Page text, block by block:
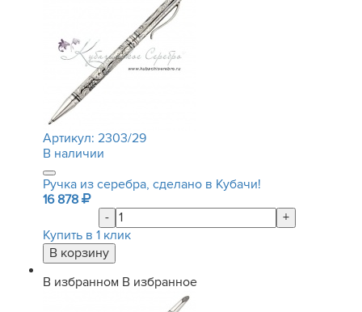
Артикул: 2303/29
В наличии
Ручка из серебра, сделано в Кубачи!
16 878
-
+
Купить в 1 клик
В избранном В избранное